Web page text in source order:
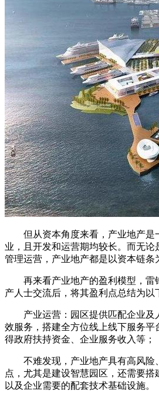
但从资本角度来看，产业地产是
业，且开发和运营期均较长。而无论
管理运营，产业地产都是以资本链条
再来看产业地产的盈利模型，雷
产人士交流后，将其盈利点总结为以
产业运营：园区提供匹配企业及
效服务，搭建全方位线上线下服务平
得政府扶持资金、企业服务收入等；
不难发现，产业地产具有高风险
点，尤其是建设智慧园区，还需要搭
以及企业需要的配套技术基础设施。